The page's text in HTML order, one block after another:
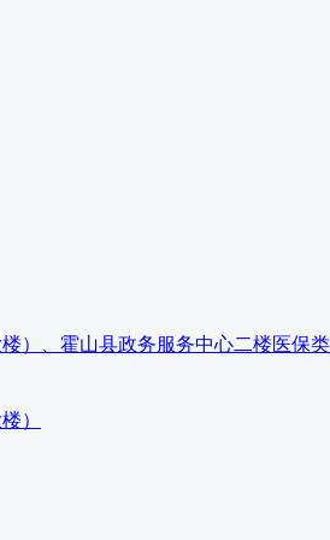
）、霍山县政务服务中心二楼医保
）